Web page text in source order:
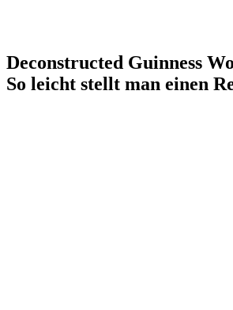
Deconstructed Guinness
So leicht stellt man einen